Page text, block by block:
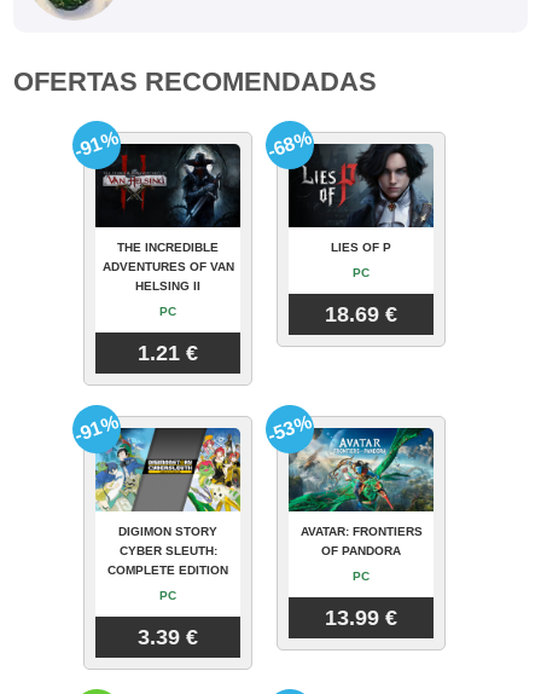
OFERTAS RECOMENDADAS
THE INCREDIBLE
ADVENTURES OF VAN
HELSING II
PC
1.21 €
-91%
LIES OF P
PC
18.69 €
-68%
DIGIMON STORY
CYBER SLEUTH:
COMPLETE EDITION
PC
3.39 €
-91%
AVATAR: FRONTIERS
OF PANDORA
PC
13.99 €
-53%